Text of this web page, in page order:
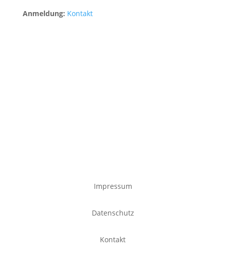
Anmeldung: Kontakt
Impressum
Datenschutz
Kontakt